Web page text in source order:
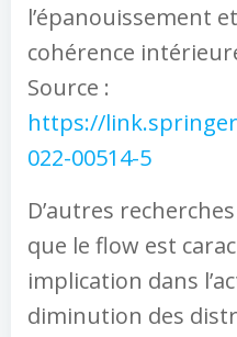
l’épanouissement
cohérence
Source :
https://
022-00514-5
D’autres
que le flow est
implication dans
diminution des